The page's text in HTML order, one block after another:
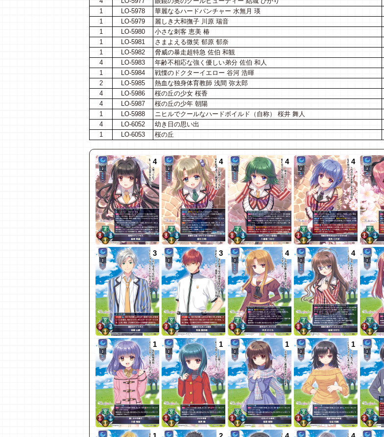
1
LO-5978 華麗なるハードパンチャー 水無月 瑛
1
LO-5979 麗しき大和撫子 川原 瑞音
1
LO-5980 小さな刺客 恵美 椿
1
LO-5981 さまよえる微笑 郁原 郁奈
1
LO-5982 脅威の暴走超特急 佐伯 和観
4
LO-5983 年齢不相応な強く優しい弟分 佐伯 和人
1
LO-5984 戦慄のドクターイエロー 谷河 浩暉
2
LO-5985 熱血な独身体育教師 浅間 弥太郎
4
LO-5986 桜の丘の少女 桜香
4
LO-5987 桜の丘の少年 朝陽
1
LO-5988 ニヒルでクールなハードボイルド（自称） 桜井 舞人
4
LO-6052 幼き日の思い出
1
LO-6053 桜の丘
4 4 4 4
3 3 4 4
1 1 1 1